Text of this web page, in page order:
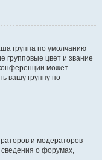
группа по умолчанию
групповые цвет и звание
может
вашу группу по
и модераторов
о форумах,